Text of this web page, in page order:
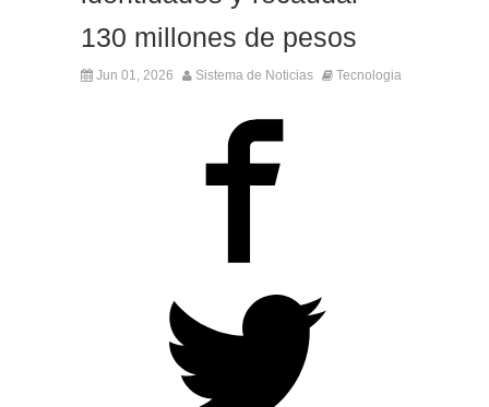
130 millones de pesos
Jun 01, 2026 Sistema de Noticias Tecnologia